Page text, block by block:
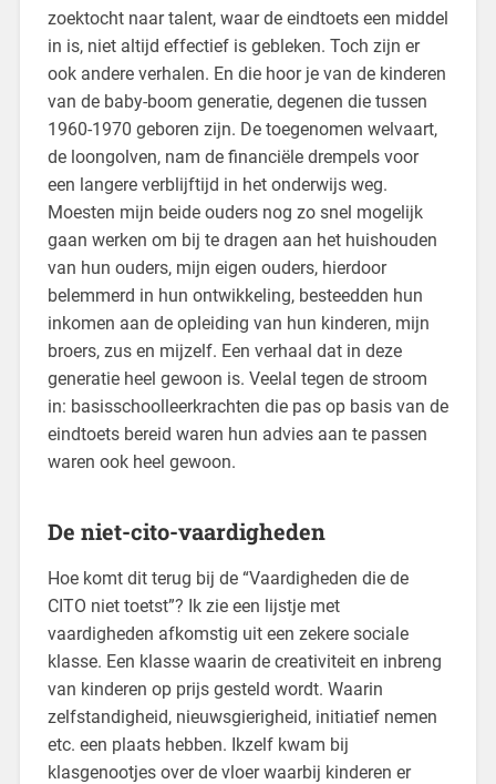
zoektocht naar talent, waar de eindtoets een middel
in is, niet altijd effectief is gebleken. Toch zijn er
ook andere verhalen. En die hoor je van de kinderen
van de baby-boom generatie, degenen die tussen
1960-1970 geboren zijn. De toegenomen welvaart,
de loongolven, nam de financiële drempels voor
een langere verblijftijd in het onderwijs weg.
Moesten mijn beide ouders nog zo snel mogelijk
gaan werken om bij te dragen aan het huishouden
van hun ouders, mijn eigen ouders, hierdoor
belemmerd in hun ontwikkeling, besteedden hun
inkomen aan de opleiding van hun kinderen, mijn
broers, zus en mijzelf. Een verhaal dat in deze
generatie heel gewoon is. Veelal tegen de stroom
in: basisschoolleerkrachten die pas op basis van de
eindtoets bereid waren hun advies aan te passen
waren ook heel gewoon.
De niet-cito-vaardigheden
Hoe komt dit terug bij de “Vaardigheden die de
CITO niet toetst”? Ik zie een lijstje met
vaardigheden afkomstig uit een zekere sociale
klasse. Een klasse waarin de creativiteit en inbreng
van kinderen op prijs gesteld wordt. Waarin
zelfstandigheid, nieuwsgierigheid, initiatief nemen
etc. een plaats hebben. Ikzelf kwam bij
klasgenootjes over de vloer waarbij kinderen er